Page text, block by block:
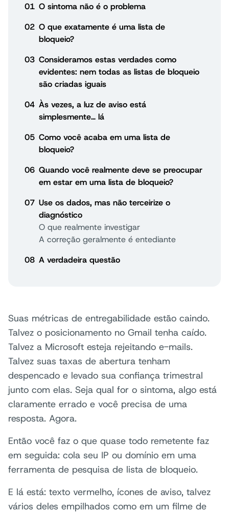
01 O sintoma não é o problema
02 O que exatamente é uma lista de
bloqueio?
03 Consideramos estas verdades como
evidentes: nem todas as listas de bloqueio
são criadas iguais
04 Às vezes, a luz de aviso está
simplesmente… lá
05 Como você acaba em uma lista de
bloqueio?
06 Quando você realmente deve se preocupar
em estar em uma lista de bloqueio?
07 Use os dados, mas não terceirize o
diagnóstico
O que realmente investigar
A correção geralmente é entediante
08 A verdadeira questão
Suas métricas de entregabilidade estão caindo.
Talvez o posicionamento no Gmail tenha caído.
Talvez a Microsoft esteja rejeitando e-mails.
Talvez suas taxas de abertura tenham
despencado e levado sua confiança trimestral
junto com elas. Seja qual for o sintoma, algo está
claramente errado e você precisa de uma
resposta. Agora.
Então você faz o que quase todo remetente faz
em seguida: cola seu IP ou domínio em uma
ferramenta de pesquisa de lista de bloqueio.
E lá está: texto vermelho, ícones de aviso, talvez
vários deles empilhados como em um filme de